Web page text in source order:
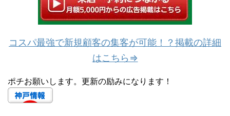
コスパ最強で新規顧客の集客が可能！？掲載の詳細
はこちら⇒
ポチお願いします。更新の励みになります！